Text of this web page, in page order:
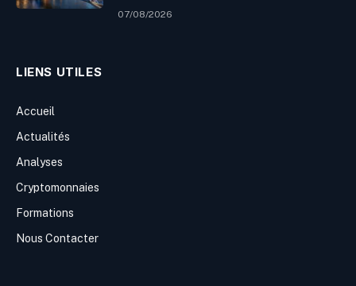
07/08/2026
LIENS UTILES
Accueil
Actualités
Analyses
Cryptomonnaies
Formations
Nous Contacter